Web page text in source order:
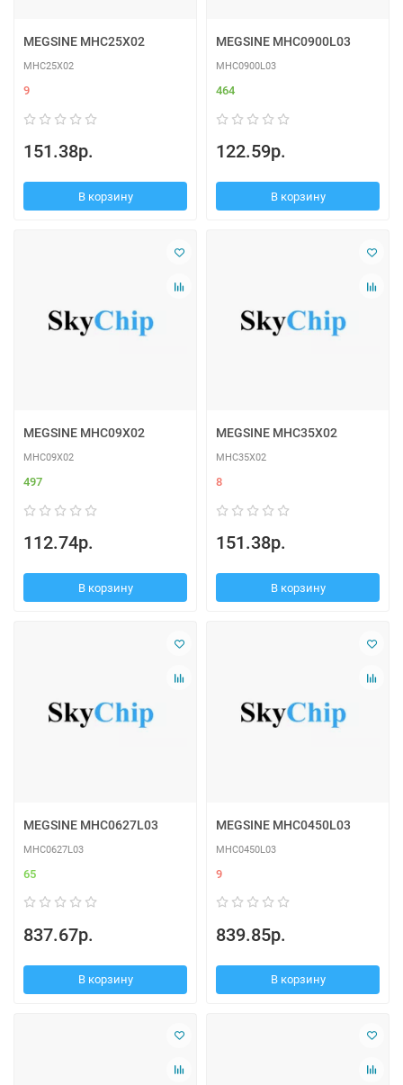
MEGSINE MHC25X02
MHC25X02
9
151.38р.
В корзину
MEGSINE MHC0900L03
MHC0900L03
464
122.59р.
В корзину
MEGSINE MHC09X02
MHC09X02
497
112.74р.
В корзину
MEGSINE MHC35X02
MHC35X02
8
151.38р.
В корзину
MEGSINE MHC0627L03
MHC0627L03
65
837.67р.
В корзину
MEGSINE MHC0450L03
MHC0450L03
9
839.85р.
В корзину